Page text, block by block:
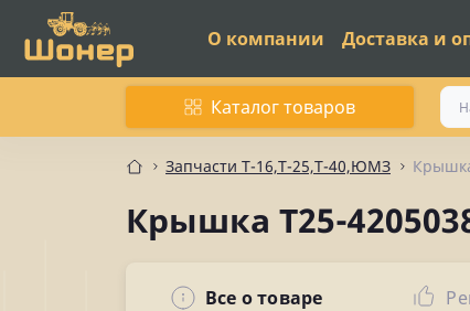
О компании Доставка и
Каталог товаров
Запчасти Т-16,Т-25,Т-40,ЮМЗ
Крышка Т25-
Все о товаре